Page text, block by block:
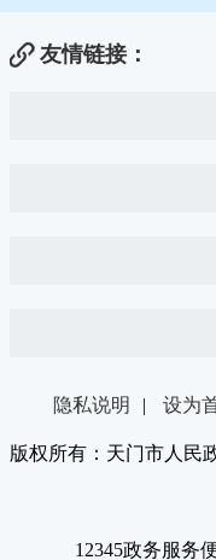
友情链接：
隐私说明 | 设为
版权所有：天门市人
12345政务服务